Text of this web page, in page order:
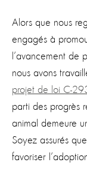
Alors que nous
engagés à
l’avancement de
nous avons
projet de loi C-
parti des progrès
animal demeure
Soyez assurés
favoriser